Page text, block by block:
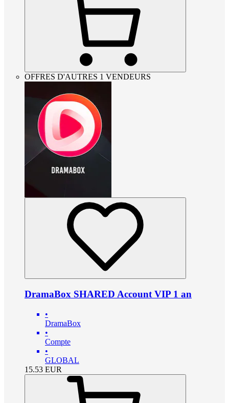
OFFRES D'AUTRES 1 VENDEURS
DramaBox SHARED Account VIP 1 an
•
DramaBox
•
Compte
•
GLOBAL
15.53 EUR